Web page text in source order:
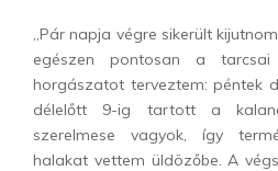
„Pár napja végre sikerült
egészen pontosan a
horgászatot terveztem: péntek
délelőtt 9-ig tartott a
szerelmese vagyok, így
halakat vettem üldözőbe. A